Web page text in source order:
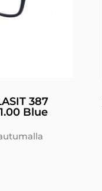
387
Blue